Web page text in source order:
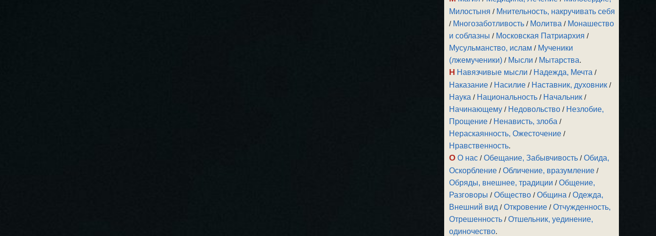
Милостыня / Мнительность, накручивать себя
/ Многозаботливость / Молитва / Монашество
и соблазны / Московская Патриархия /
Мусульманство, ислам / Мученики
(лжемученики) / Мысли / Мытарства.
Н Навязчивые мысли / Надежда, Мечта /
Наказание / Насилие / Наставник, духовник /
Наука / Национальность / Начальник /
Начинающему / Недовольство / Незлобие,
Прощение / Ненависть, злоба /
Нераскаянность, Ожесточение /
Нравственность.
О О нас /Обещание, Забывчивость /Обида,
Оскорбление /Обличение, вразумление /
Обряды, внешнее, традиции /Общение,
Разговоры /Общество /Община /Одежда,
Внешний вид /Откровение /Отчужденность,
Отрешенность /Отшельник, уединение,
одиночество.